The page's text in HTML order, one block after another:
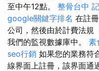
至中午12點。 整骨台中
google關鍵字排名 在註
公司，然後由於計費法規
我們的監視數據庫中。 素
seo行銷 如果您的業務符
線界面上註冊，該界面通